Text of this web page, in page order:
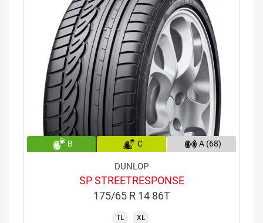
B C A (68)
DUNLOP
SP STREETRESPONSE
175/65 R 14 86T
TL XL